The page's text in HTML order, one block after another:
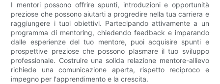
I mentori possono offrire spunti, introduzioni e opportunità
preziose che possono aiutarti a progredire nella tua carriera e
raggiungere i tuoi obiettivi. Partecipando attivamente a un
programma di mentoring, chiedendo feedback e imparando
dalle esperienze del tuo mentore, puoi acquisire spunti e
prospettive preziose che possono plasmare il tuo sviluppo
professionale. Costruire una solida relazione mentore-allievo
richiede una comunicazione aperta, rispetto reciproco e
impegno per l'apprendimento e la crescita.